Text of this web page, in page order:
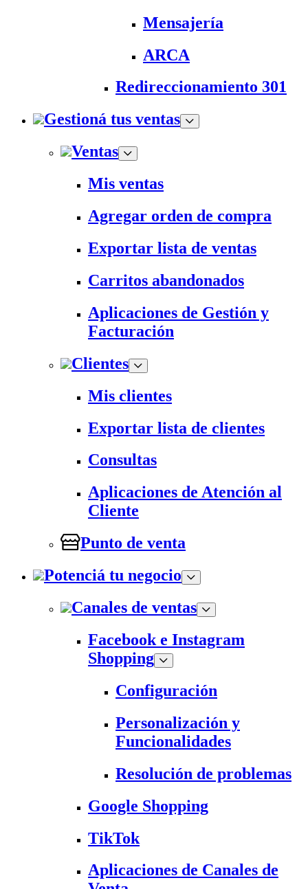
Mensajería
ARCA
Redireccionamiento 301
Gestioná tus ventas
Ventas
Mis ventas
Agregar orden de compra
Exportar lista de ventas
Carritos abandonados
Aplicaciones de Gestión y
Facturación
Clientes
Mis clientes
Exportar lista de clientes
Consultas
Aplicaciones de Atención al
Cliente
Punto de venta
Potenciá tu negocio
Canales de ventas
Facebook e Instagram
Shopping
Configuración
Personalización y
Funcionalidades
Resolución de problemas
Google Shopping
TikTok
Aplicaciones de Canales de